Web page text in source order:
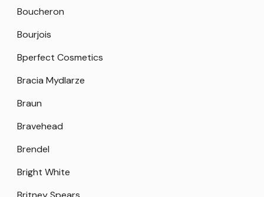
Boucheron
Bourjois
Bperfect Cosmetics
Bracia Mydlarze
Braun
Bravehead
Brendel
Bright White